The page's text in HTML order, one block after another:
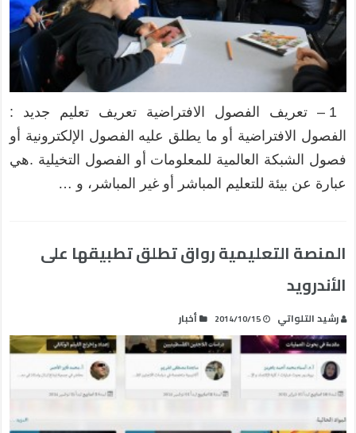
1 – تعريف الفصول الافتراضية تعريف تعليم جديد :
الفصول الافتراضية أو ما يطلق عليه الفصول الإلكترونية أو
فصول الشبكة العالمية للمعلومات أو الفصول التخيلية .هي
عبارة عن بيئة للتعليم المباشر أو غير المباشر، و …
المنصة التعليمية رواق تطلق تطبيقها على
الأندرويد
رشيد التلواتي 2014/10/15 أخبار